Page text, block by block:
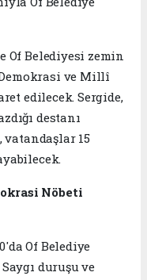
Of Belediyesi zemin
ve Millî
edilecek. Sergide,
destanı
15
Nöbeti
Of Belediye
duruşu ve